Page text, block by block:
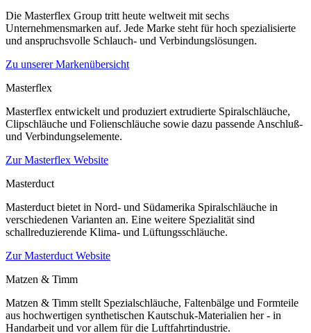
Die Masterflex Group tritt heute weltweit mit sechs
Unternehmensmarken auf. Jede Marke steht für hoch spezialisierte
und anspruchsvolle Schlauch- und Verbindungslösungen.
Zu unserer Markenübersicht
Masterflex
Masterflex entwickelt und produziert extrudierte Spiralschläuche,
Clipschläuche und Folienschläuche sowie dazu passende Anschluß-
und Verbindungselemente.
Zur Masterflex Website
Masterduct
Masterduct bietet in Nord- und Südamerika Spiralschläuche in
verschiedenen Varianten an. Eine weitere Spezialität sind
schallreduzierende Klima- und Lüftungsschläuche.
Zur Masterduct Website
Matzen & Timm
Matzen & Timm stellt Spezialschläuche, Faltenbälge und Formteile
aus hochwertigen synthetischen Kautschuk-Materialien her - in
Handarbeit und vor allem für die Luftfahrtindustrie.